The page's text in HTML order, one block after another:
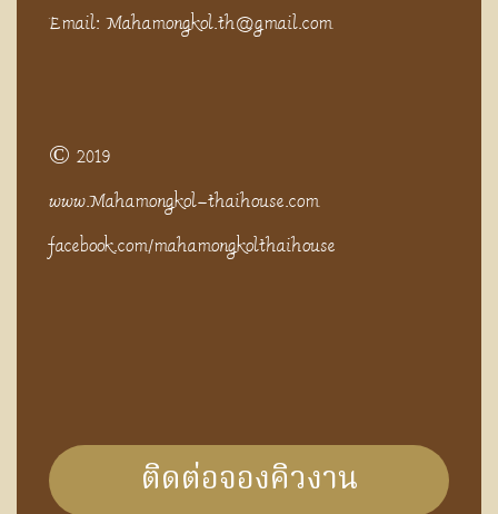
Email: Mahamongkol.th@gmail.com
© 2019
www.Mahamongkol-thaihouse.com
facebook.com/mahamongkolthaihouse
ติดต่อจองคิวงาน